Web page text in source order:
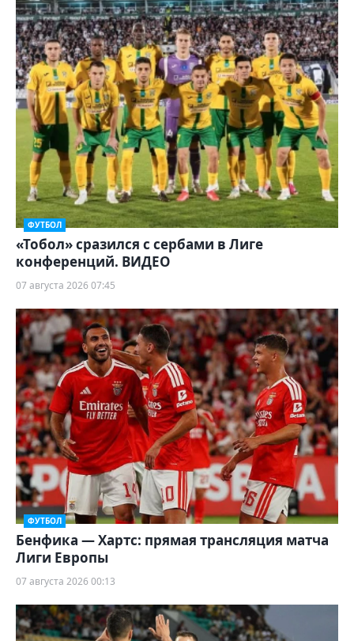
ФУТБОЛ
«Тобол» сразился с сербами в Лиге
конференций. ВИДЕО
07 августа 2026 07:45
ФУТБОЛ
Бенфика — Хартс: прямая трансляция матча
Лиги Европы
07 августа 2026 00:13